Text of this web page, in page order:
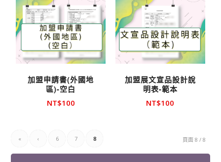
加盟申請書(外國地
區)-空白
NT$100
加盟展文宣品設計說
明表-範本
NT$100
頁面 8 / 8
« ‹ 6 7 8